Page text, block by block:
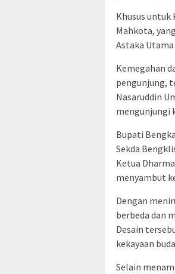
Khusus untuk
Mahkota,
Astaka
Kemegahan
pengunjung,
Nasaruddin
mengunjungi
Bupati
Sekda
Ketua
menyambut
Dengan
berbeda dan
Desain
kekayaan
Selain